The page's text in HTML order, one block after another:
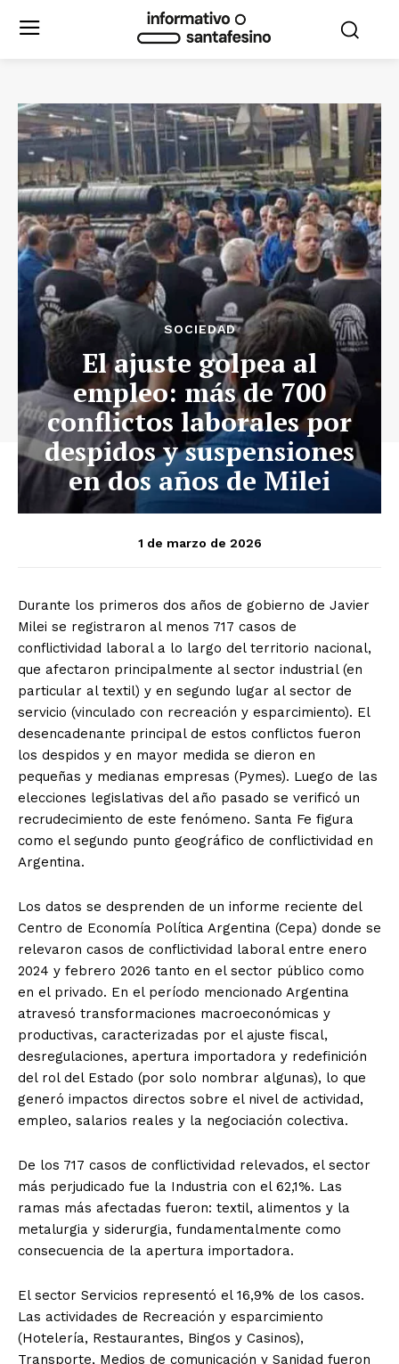
SOCIEDAD
El ajuste golpea al
empleo: más de 700
conflictos laborales por
despidos y suspensiones
en dos años de Milei
1 de marzo de 2026
Durante los primeros dos años de gobierno de Javier
Milei se registraron al menos 717 casos de
conflictividad laboral a lo largo del territorio nacional,
que afectaron principalmente al sector industrial (en
particular al textil) y en segundo lugar al sector de
servicio (vinculado con recreación y esparcimiento). El
desencadenante principal de estos conflictos fueron
los despidos y en mayor medida se dieron en
pequeñas y medianas empresas (Pymes). Luego de las
elecciones legislativas del año pasado se verificó un
recrudecimiento de este fenómeno. Santa Fe figura
como el segundo punto geográfico de conflictividad en
Argentina.
Los datos se desprenden de un informe reciente del
Centro de Economía Política Argentina (Cepa) donde se
relevaron casos de conflictividad laboral entre enero
2024 y febrero 2026 tanto en el sector público como
en el privado. En el período mencionado Argentina
atravesó transformaciones macroeconómicas y
productivas, caracterizadas por el ajuste fiscal,
desregulaciones, apertura importadora y redefinición
del rol del Estado (por solo nombrar algunas), lo que
generó impactos directos sobre el nivel de actividad,
empleo, salarios reales y la negociación colectiva.
De los 717 casos de conflictividad relevados, el sector
más perjudicado fue la Industria con el 62,1%. Las
ramas más afectadas fueron: textil, alimentos y la
metalurgia y siderurgia, fundamentalmente como
consecuencia de la apertura importadora.
El sector Servicios representó el 16,9% de los casos.
Las actividades de Recreación y esparcimiento
(Hotelería, Restaurantes, Bingos y Casinos),
Transporte, Medios de comunicación y Sanidad fueron